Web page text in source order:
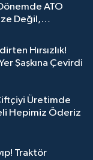
ATO
Değil,
Hırsızlık!
Şaşkına Çevirdi
Üretimde
Hepimiz Öderiz
Traktör